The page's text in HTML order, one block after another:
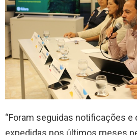
“Foram seguidas notificações e
expedidas nos últimos meses